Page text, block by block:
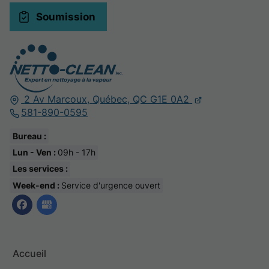
2 Av Marcoux, Québec, QC G1E 0A2
581-890-0595
Bureau :
Lun - Ven : 09h - 17h
Les services :
Week-end : Service d'urgence ouvert
Accueil
Soumission